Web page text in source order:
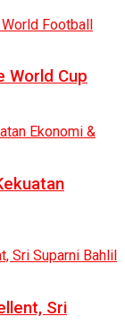
World Cup
Sri